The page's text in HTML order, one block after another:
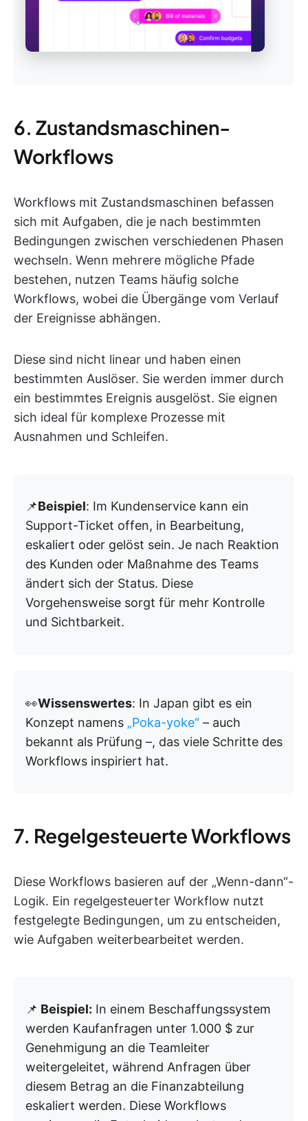
6. Zustandsmaschinen-
Workflows
Workflows mit Zustandsmaschinen befassen
sich mit Aufgaben, die je nach bestimmten
Bedingungen zwischen verschiedenen Phasen
wechseln. Wenn mehrere mögliche Pfade
bestehen, nutzen Teams häufig solche
Workflows, wobei die Übergänge vom Verlauf
der Ereignisse abhängen.
Diese sind nicht linear und haben einen
bestimmten Auslöser. Sie werden immer durch
ein bestimmtes Ereignis ausgelöst. Sie eignen
sich ideal für komplexe Prozesse mit
Ausnahmen und Schleifen.
📌Beispiel: Im Kundenservice kann ein
Support-Ticket offen, in Bearbeitung,
eskaliert oder gelöst sein. Je nach Reaktion
des Kunden oder Maßnahme des Teams
ändert sich der Status. Diese
Vorgehensweise sorgt für mehr Kontrolle
und Sichtbarkeit.
👀Wissenswertes: In Japan gibt es ein
Konzept namens „Poka-yoke“ – auch
bekannt als Prüfung –, das viele Schritte des
Workflows inspiriert hat.
7. Regelgesteuerte Workflows
Diese Workflows basieren auf der „Wenn-dann“-
Logik. Ein regelgesteuerter Workflow nutzt
festgelegte Bedingungen, um zu entscheiden,
wie Aufgaben weiterbearbeitet werden.
📌 Beispiel: In einem Beschaffungssystem
werden Kaufanfragen unter 1.000 $ zur
Genehmigung an die Teamleiter
weitergeleitet, während Anfragen über
diesem Betrag an die Finanzabteilung
eskaliert werden. Diese Workflows